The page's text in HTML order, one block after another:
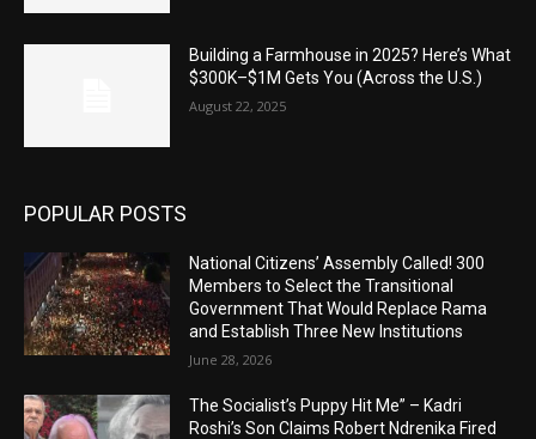
Building a Farmhouse in 2025? Here’s What
$300K–$1M Gets You (Across the U.S.)
August 22, 2025
POPULAR POSTS
National Citizens’ Assembly Called! 300
Members to Select the Transitional
Government That Would Replace Rama
and Establish Three New Institutions
June 28, 2026
The Socialist’s Puppy Hit Me” – Kadri
Roshi’s Son Claims Robert Ndrenika Fired